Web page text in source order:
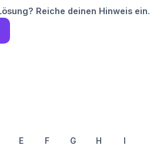
Reiche deinen Hinweis ein.
E F G H I